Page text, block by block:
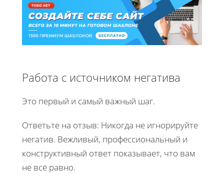
Работа с источником негатива
Это первый и самый важный шаг.
Ответьте на отзыв: Никогда не игнорируйте
негатив. Вежливый, профессиональный и
конструктивный ответ показывает, что вам
не всё равно.